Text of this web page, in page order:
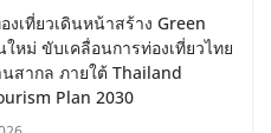
งเที่ยวเดินหน้าสร้าง Green
ใหม่ ขับเคลื่อนการท่องเที่ยวไทย
สากล ภายใต้ Thailand
Plan 2030